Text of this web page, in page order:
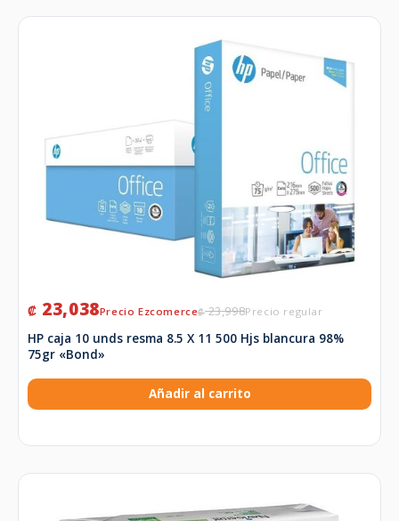
₡23,998
₡ 23,038
HP caja 10 unds resma 8.5 X 11 500 Hjs blancura 98%
75gr «Bond»
Añadir al carrito